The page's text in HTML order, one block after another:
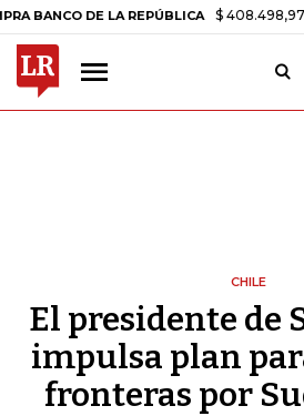
DE LA REPÚBLICA $ 408.498,97 +$ 8.753,81
CHILE
El presidente de
impulsa plan
fronteras por